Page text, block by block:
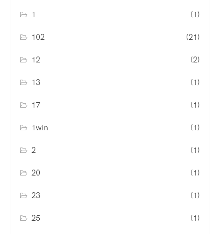
1 (1)
102 (21)
12 (2)
13 (1)
17 (1)
1win (1)
2 (1)
20 (1)
23 (1)
25 (1)